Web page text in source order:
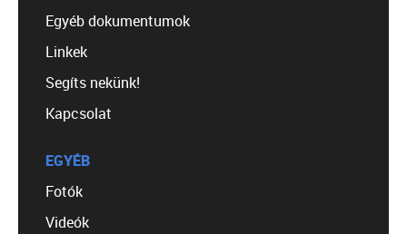
Egyéb dokumentumok
Linkek
Segíts nekünk!
Kapcsolat
EGYÉB
Fotók
Videók